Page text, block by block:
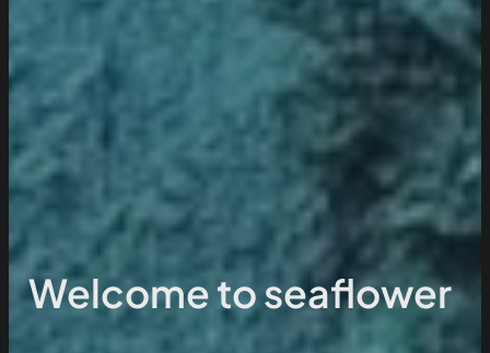
Welcome to seaflower